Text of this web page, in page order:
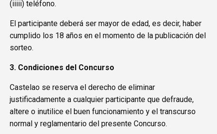
(iiiii) teléfono.
El participante deberá ser mayor de edad, es decir, haber
cumplido los 18 años en el momento de la publicación del
sorteo.
3. Condiciones del Concurso
Castelao se reserva el derecho de eliminar
justificadamente a cualquier participante que defraude,
altere o inutilice el buen funcionamiento y el transcurso
normal y reglamentario del presente Concurso.